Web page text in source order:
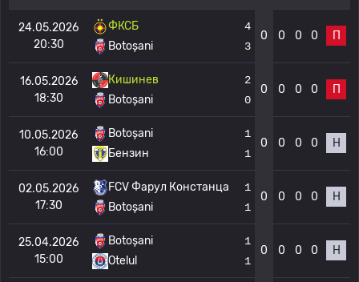
24.05.2026
20:30
ФКСБ
Botoșani
4
3
0 0 0 0 П
16.05.2026
18:30
Кишинев
Botoșani
2
0
0 0 0 0 П
10.05.2026
16:00
Botoșani
Бензин
1
1
0 0 0 0 Н
02.05.2026
17:30
FCV Фарул Констанца
Botoșani
1
1
0 0 0 0 Н
25.04.2026
15:00
Botoșani
Otelul
1
1
0 0 0 0 Н